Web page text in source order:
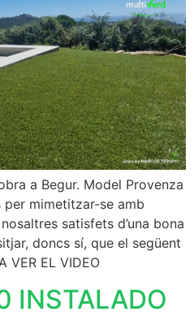
a Begur. Model Provenza
mimetitzar-se amb
satisfets d’una bona
doncs sí, que el següent
VER EL VIDEO
INSTALADO